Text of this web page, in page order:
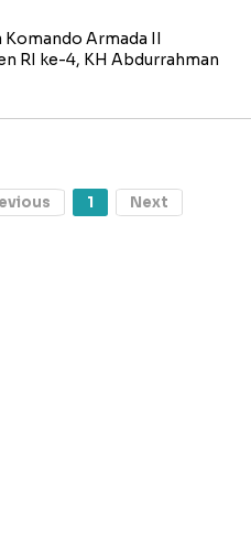
Komando Armada II
RI ke-4, KH Abdurrahman
1 Next